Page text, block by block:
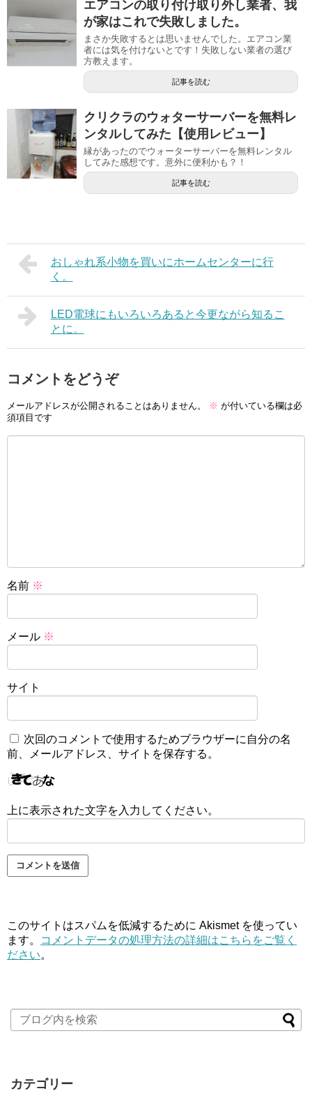
エアコンの取り付け取り外し業者、我
が家はこれで失敗しました。
まさか失敗するとは思いませんでした。エアコン業
者には気を付けないとです！失敗しない業者の選び
方教えます。
記事を読む
クリクラのウォターサーバーを無料レ
ンタルしてみた【使用レビュー】
縁があったのでウォーターサーバーを無料レンタル
してみた感想です。意外に便利かも？！
記事を読む
おしゃれ系小物を買いにホームセンターに行
く。
LED電球にもいろいろあると今更ながら知るこ
とに。
コメントをどうぞ
メールアドレスが公開されることはありません。 ※ が付いている欄は必
須項目です
名前 ※
メール ※
サイト
次回のコメントで使用するためブラウザーに自分の名
前、メールアドレス、サイトを保存する。
上に表示された文字を入力してください。
このサイトはスパムを低減するために Akismet を使ってい
ます。
コメントデータの処理方法の詳細はこちらをご覧く
ださい。
カテゴリー